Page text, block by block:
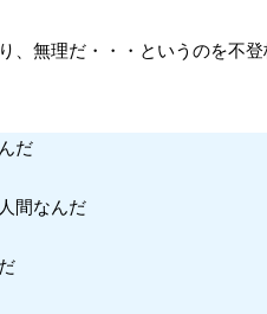
、無理だ・・・というのを不
だ
間なんだ